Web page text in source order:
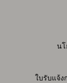
น
ใบรับแจ้ง